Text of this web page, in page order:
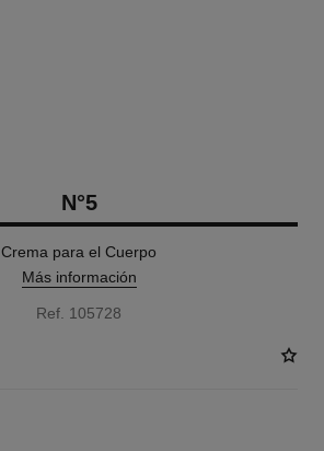
N°5
Crema para el Cuerpo
Más información
Ref. 105728